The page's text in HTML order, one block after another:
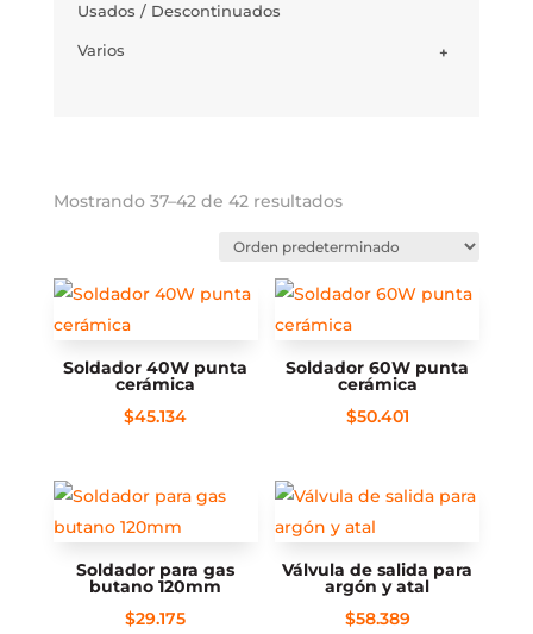
Usados / Descontinuados
+
Varios
Mostrando 37–42 de 42 resultados
Soldador 40W punta
cerámica
$45.134
Soldador 60W punta
cerámica
$50.401
Soldador para gas
butano 120mm
$29.175
Válvula de salida para
argón y atal
$58.389